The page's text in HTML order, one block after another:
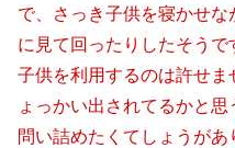
で、さっき子供を寝かせ
に見て回ったりしたそうで
子供を利用するのは許せ
ょっかい出されてるかと思
問い詰めたくてしょうが